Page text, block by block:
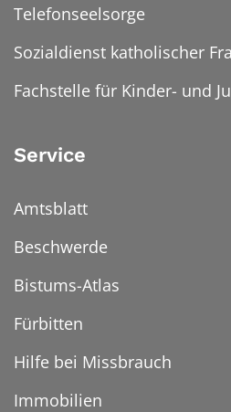
Telefonseelsorge
Sozialdienst katholischer
Fachstelle für Kinder- und
Service
Amtsblatt
Beschwerde
Bistums-Atlas
Fürbitten
Hilfe bei Missbrauch
Immobilien